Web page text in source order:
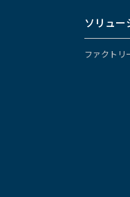
ソリュー
ファクトリ